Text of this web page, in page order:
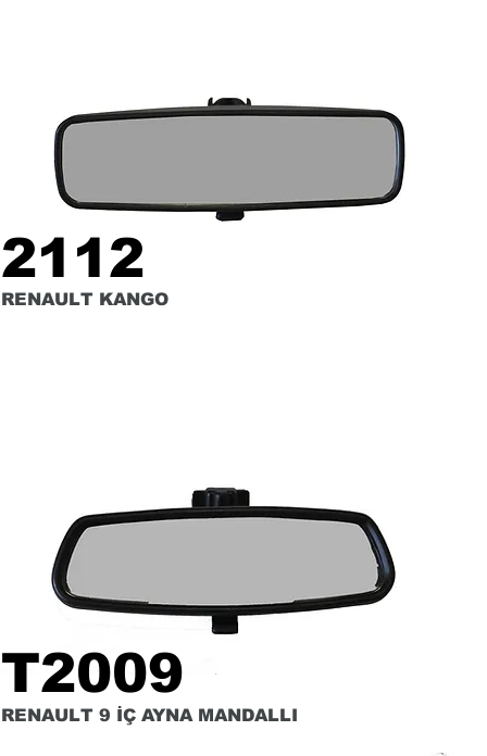
2112
RENAULT KANGO
T2009
RENAULT 9 İÇ AYNA MANDALLI